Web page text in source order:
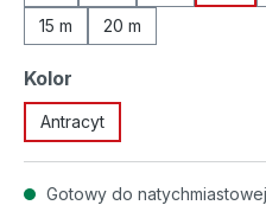
15 m
20 m
Wybierz
Kolor
Antracyt
Gotowy do